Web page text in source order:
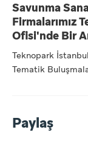
Savunma
Firmalarımız
Ofisi'nde Bir
Teknopark
Tematik
Paylaş